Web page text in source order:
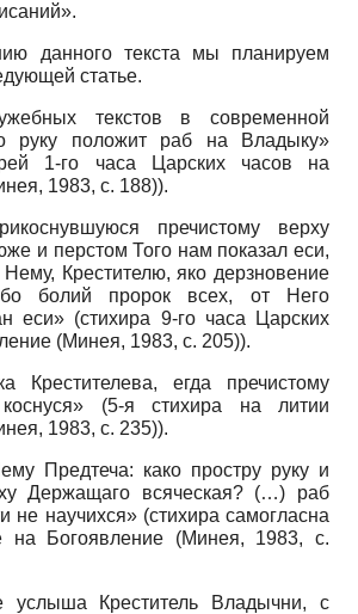
данного текста мы планируем
статье.
текстов в современной
руку положит раб на Владыку»
1-го часа Царских часов на
1983, с. 188)).
пречистому верху
и перстом Того нам показал еси,
Крестителю, яко дерзновение
болий пророк всех, от Него
еси» (стихира 9-го часа Царских
(Минея, 1983, с. 205)).
Крестителева, егда пречистому
(5-я стихира на литии
1983, с. 235)).
Предтеча: како простру руку и
Держащаго всяческая? (…) раб
не научихся» (стихира самогласна
на Богоявление (Минея, 1983, с.
услыша Креститель Владычни, с